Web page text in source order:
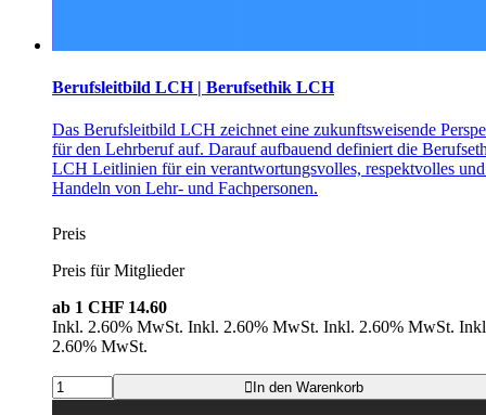
Berufsleitbild LCH | Berufsethik LCH
Das Berufsleitbild LCH zeichnet eine zukunftsweisende
für den Lehrberuf auf. Darauf aufbauend definiert die
LCH Leitlinien für ein verantwortungsvolles, respektvolles
Handeln von Lehr- und Fachpersonen.
Preis
Preis für Mitglieder
ab 1 CHF 14.60
Inkl. 2.60% MwSt. Inkl. 2.60% MwSt. Inkl. 2.60% MwSt.
2.60% MwSt.
In den Warenkorb